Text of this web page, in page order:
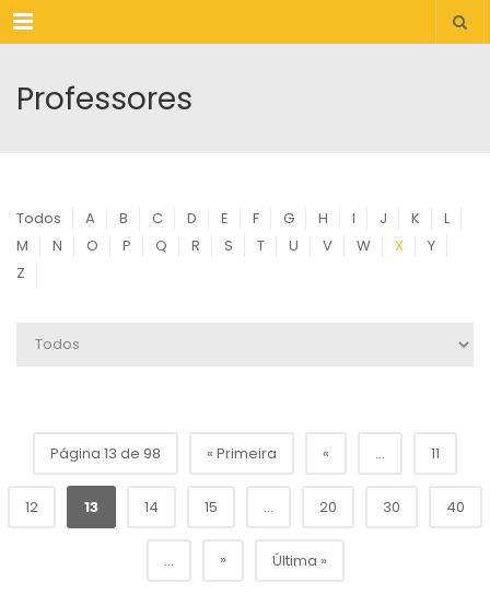
Menu
Professores
Todos A B C D E F G H I J K
L
M
N O P Q R S T U V W X
Y
Z
Página 13 de 98 « Primeira « ... 11
12 13 14 15 ... 20 30 40
... » Última »